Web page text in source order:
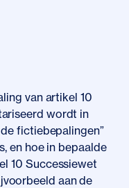
van artikel 10
wordt in
fictiebepalingen”
en hoe in bepaalde
10 Successiewet
aan de